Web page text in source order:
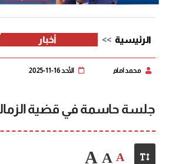
الرئيسية أخبار
محمد امام الأحد 16-11-2025
جلسة حاسمة في قضية
A
A
A